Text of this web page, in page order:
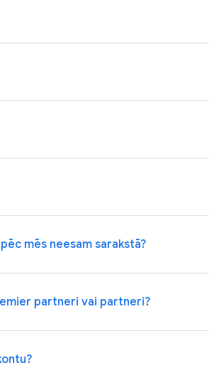
mēs neesam sarakstā?
partneri vai partneri?